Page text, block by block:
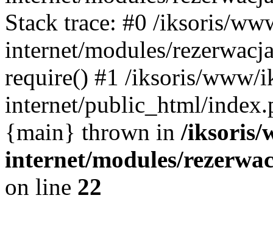
Stack trace: #0 /iksoris/
internet/modules/
require() #1 /iksoris/www/
internet/public_html/
{main} thrown in /iksoris/
internet/modules/
on line 22